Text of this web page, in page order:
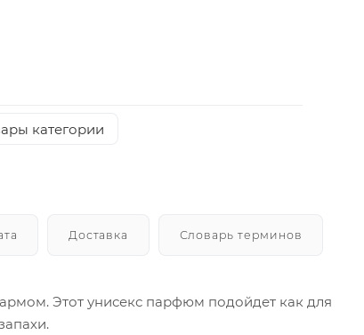
категории
Доставка Словарь терминов
Этот унисекс парфюм подойдет как для